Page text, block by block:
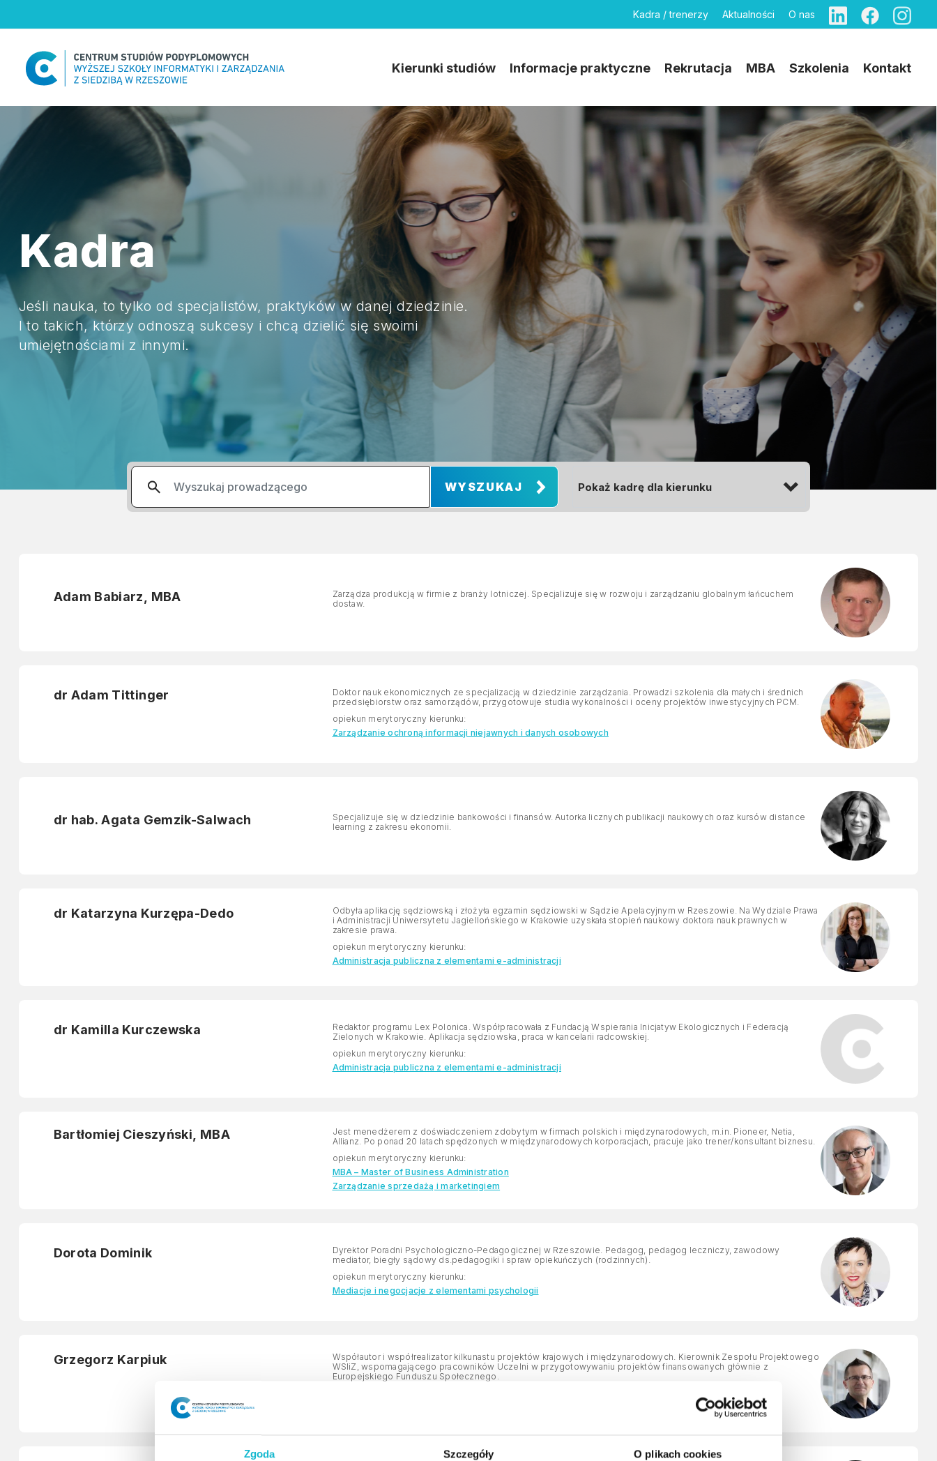
Zgoda Szczegóły O plikach cookies
Kadra / trenerzy Aktualności O nas
Kierunki studiów Informacje praktyczne Rekrutacja MBA Szkolenia Kontakt
Kadra
Jeśli nauka, to tylko od specjalistów, praktyków w danej dziedzinie.
I to takich, którzy odnoszą sukcesy i chcą dzielić się swoimi
umiejętnościami z innymi.
Adam Babiarz, MBA
Zarządza produkcją w firmie z branży lotniczej. Specjalizuje się w rozwoju i zarządzaniu globalnym łańcuchem
dostaw.
dr Adam Tittinger
Doktor nauk ekonomicznych ze specjalizacją w dziedzinie zarządzania. Prowadzi szkolenia dla małych i średnich
przedsiębiorstw oraz samorządów, przygotowuje studia wykonalności i oceny projektów inwestycyjnych PCM.
opiekun merytoryczny kierunku:
Zarządzanie ochroną informacji niejawnych i danych osobowych
dr hab. Agata Gemzik-Salwach
Specjalizuje się w dziedzinie bankowości i finansów. Autorka licznych publikacji naukowych oraz kursów distance
learning z zakresu ekonomii.
dr Katarzyna Kurzępa-Dedo
Odbyła aplikację sędziowską i złożyła egzamin sędziowski w Sądzie Apelacyjnym w Rzeszowie. Na Wydziale Prawa
i Administracji Uniwersytetu Jagiellońskiego w Krakowie uzyskała stopień naukowy doktora nauk prawnych w
zakresie prawa.
opiekun merytoryczny kierunku:
Administracja publiczna z elementami e-administracji
dr Kamilla Kurczewska
Redaktor programu Lex Polonica. Współpracowała z Fundacją Wspierania Inicjatyw Ekologicznych i Federacją
Zielonych w Krakowie. Aplikacja sędziowska, praca w kancelarii radcowskiej.
opiekun merytoryczny kierunku:
Administracja publiczna z elementami e-administracji
Bartłomiej Cieszyński, MBA
Jest menedżerem z doświadczeniem zdobytym w firmach polskich i międzynarodowych, m.in. Pioneer, Netia,
Allianz. Po ponad 20 latach spędzonych w międzynarodowych korporacjach, pracuje jako trener/konsultant biznesu.
opiekun merytoryczny kierunku:
MBA – Master of Business Administration
Zarządzanie sprzedażą i marketingiem
Dorota Dominik
Dyrektor Poradni Psychologiczno-Pedagogicznej w Rzeszowie. Pedagog, pedagog leczniczy, zawodowy
mediator, biegły sądowy ds.pedagogiki i spraw opiekuńczych (rodzinnych).
opiekun merytoryczny kierunku:
Mediacje i negocjacje z elementami psychologii
Grzegorz Karpiuk
Współautor i współrealizator kilkunastu projektów krajowych i międzynarodowych. Kierownik Zespołu Projektowego
WSIiZ, wspomagającego pracowników Uczelni w przygotowywaniu projektów finansowanych głównie z
Europejskiego Funduszu Społecznego.